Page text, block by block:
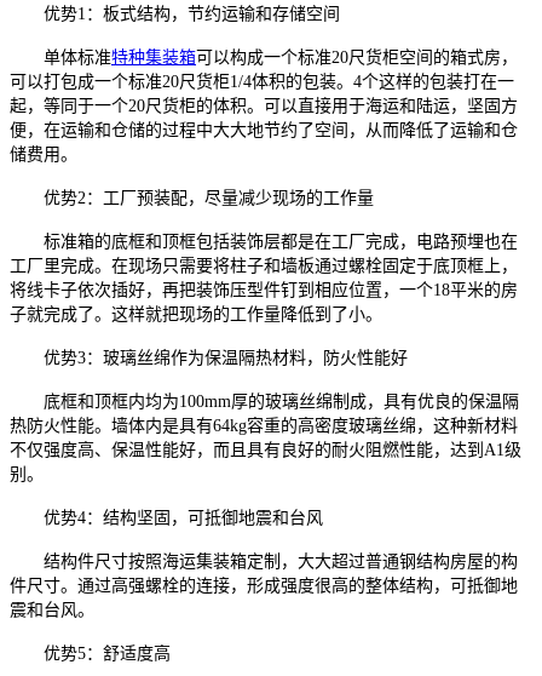
优势1：板式结构，节约运输和存储空间
单体标准特种集装箱可以构成一个标准20尺货柜空间的箱式房，
可以打包成一个标准20尺货柜1/4体积的包装。4个这样的包装打在一
起，等同于一个20尺货柜的体积。可以直接用于海运和陆运，坚固方
便，在运输和仓储的过程中大大地节约了空间，从而降低了运输和仓
储费用。
优势2：工厂预装配，尽量减少现场的工作量
标准箱的底框和顶框包括装饰层都是在工厂完成，电路预埋也在
工厂里完成。在现场只需要将柱子和墙板通过螺栓固定于底顶框上，
将线卡子依次插好，再把装饰压型件钉到相应位置，一个18平米的房
子就完成了。这样就把现场的工作量降低到了小。
优势3：玻璃丝绵作为保温隔热材料，防火性能好
底框和顶框内均为100mm厚的玻璃丝绵制成，具有优良的保温隔
热防火性能。墙体内是具有64kg容重的高密度玻璃丝绵，这种新材料
不仅强度高、保温性能好，而且具有良好的耐火阻燃性能，达到A1级
别。
优势4：结构坚固，可抵御地震和台风
结构件尺寸按照海运集装箱定制，大大超过普通钢结构房屋的构
件尺寸。通过高强螺栓的连接，形成强度很高的整体结构，可抵御地
震和台风。
优势5：舒适度高